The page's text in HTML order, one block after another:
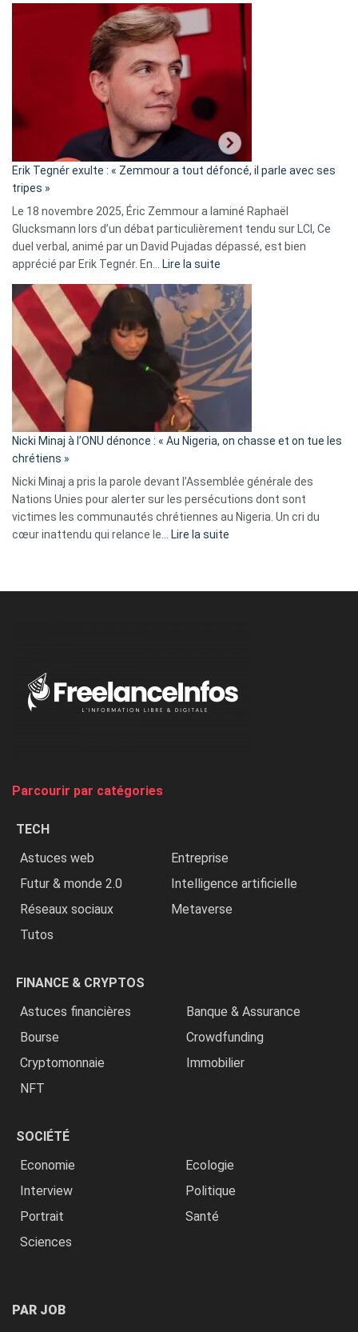
d’alliance
secrète
«
C’est
fake
news
»
Erik Tegnér exulte : « Zemmour a tout défoncé, il parle avec ses
tripes »
Le 18 novembre 2025, Éric Zemmour a laminé Raphaël
Glucksmann lors d’un débat particulièrement tendu sur LCI, Ce
duel verbal, animé par un David Pujadas dépassé, est bien
apprécié par Erik Tegnér. En… Lire la suite
Tegnér
exulte
« Zemmour
a
tout
parle
ses
tripes »
Nicki Minaj à l’ONU dénonce : « Au Nigeria, on chasse et on tue les
chrétiens »
Nicki Minaj a pris la parole devant l’Assemblée générale des
Nations Unies pour alerter sur les persécutions dont sont
victimes les communautés chrétiennes au Nigeria. Un cri du
cœur inattendu qui relance le… Lire la suite
Nigeria,
Parcourir par catégories
TECH
Astuces web
Entreprise
Futur & monde 2.0
Intelligence artificielle
Réseaux sociaux
Metaverse
Tutos
FINANCE & CRYPTOS
Astuces financières
Banque & Assurance
Bourse
Crowdfunding
Cryptomonnaie
Immobilier
NFT
SOCIÉTÉ
Economie
Ecologie
Interview
Politique
Portrait
Santé
Sciences
PAR JOB